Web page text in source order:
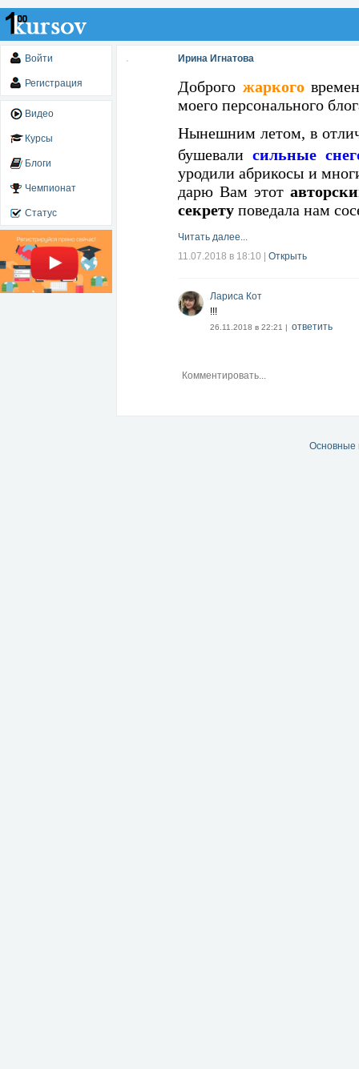
Войти
Регистрация
Видео
Курсы
Блоги
Чемпионат
Статус
Ирина Игнатова
Доброго жаркого
моего персонального
Нынешним летом, в
бушевали сильные
уродили абрикосы и
дарю Вам этот
секрету поведала нам
Читать далее...
11.07.2018 в 18:10
Открыть
Лариса Кот
!!!
26.11.2018 в 22:21 | ответить
Основные